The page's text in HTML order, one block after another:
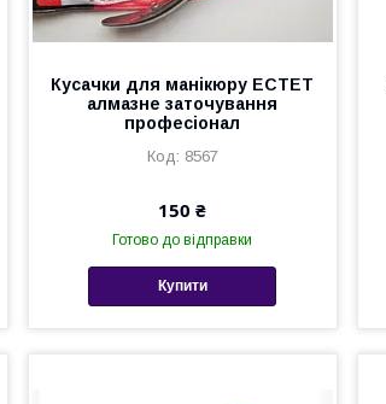
Кусачки для манікюру ЕСТЕТ
алмазне заточування
професіонал
8567
150 ₴
Готово до відправки
Купити